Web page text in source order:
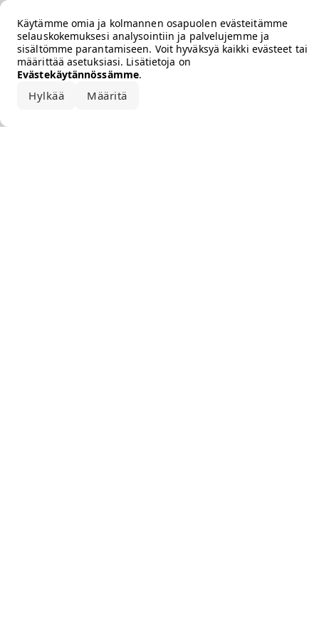
Käytämme omia ja kolmannen osapuolen evästeitämme
selauskokemuksesi analysointiin ja palvelujemme ja
sisältömme parantamiseen. Voit hyväksyä kaikki evästeet tai
määrittää asetuksiasi. Lisätietoja on
Evästekäytännössämme.
Hylkää Määritä
Error loading the brand